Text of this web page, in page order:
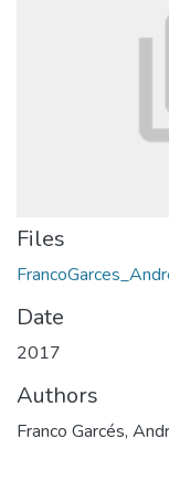
Files
Date
2017
Authors
Franco Garcés,